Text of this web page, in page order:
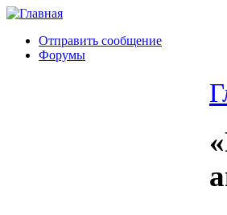
Отправить сообщение
Форумы